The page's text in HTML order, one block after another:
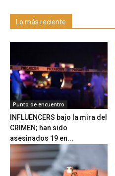
Lo más reciente
Punto de encuentro
INFLUENCERS bajo la mira del
CRIMEN; han sido
asesinados 19 en...